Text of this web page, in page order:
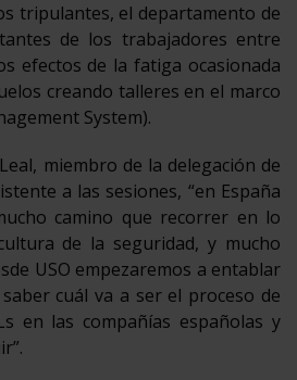
tripulantes, el departamento de
de los trabajadores entre
efectos de la fatiga ocasionada
creando talleres en el marco
System).
miembro de la delegación de
a las sesiones, “en España
camino que recorrer en lo
de la seguridad, y mucho
USO empezaremos a entablar
cuál va a ser el proceso de
en las compañías españolas y